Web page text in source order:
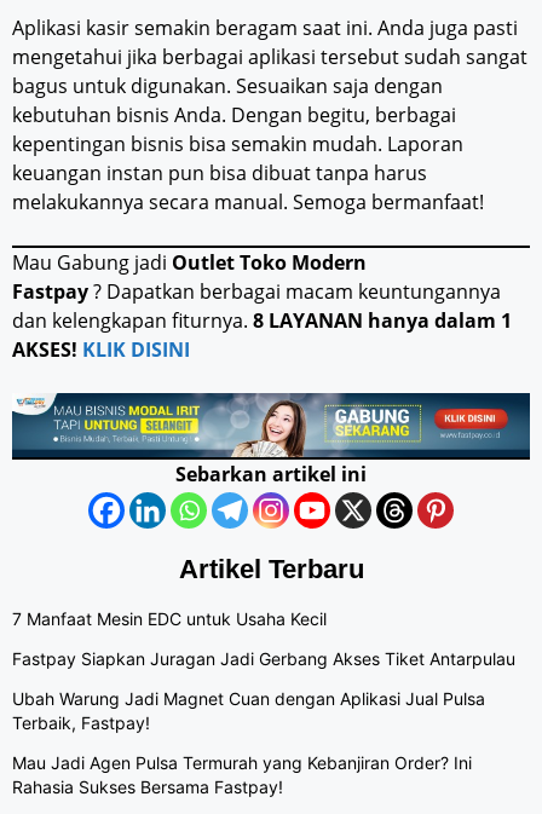
Aplikasi kasir semakin beragam saat ini. Anda juga pasti
mengetahui jika berbagai aplikasi tersebut sudah sangat
bagus untuk digunakan. Sesuaikan saja dengan
kebutuhan bisnis Anda. Dengan begitu, berbagai
kepentingan bisnis bisa semakin mudah. Laporan
keuangan instan pun bisa dibuat tanpa harus
melakukannya secara manual. Semoga bermanfaat!
Mau Gabung jadi Outlet Toko Modern
Fastpay? Dapatkan berbagai macam keuntungannya
dan kelengkapan fiturnya. 8 LAYANAN hanya dalam 1
AKSES! KLIK DISINI
Sebarkan artikel ini
Artikel Terbaru
7 Manfaat Mesin EDC untuk Usaha Kecil
Fastpay Siapkan Juragan Jadi Gerbang Akses Tiket Antarpulau
Ubah Warung Jadi Magnet Cuan dengan Aplikasi Jual Pulsa
Terbaik, Fastpay!
Mau Jadi Agen Pulsa Termurah yang Kebanjiran Order? Ini
Rahasia Sukses Bersama Fastpay!